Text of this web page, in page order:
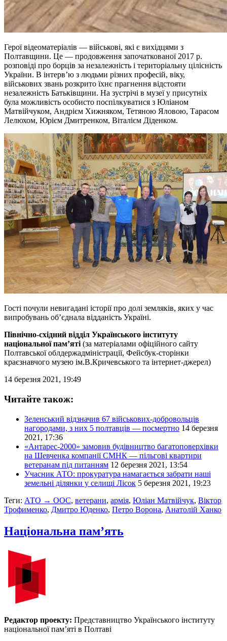
Герої відеоматеріалів — військові, які є вихідцями з
Полтавщини. Це — продовження започаткованої 2017 р.
розповіді про борців за незалежність і територіальну цілісність
України. В інтерв’ю з людьми різних професій, віку,
військових звань розкрито їхнє прагнення відстояти
незалежність Батьківщини. На зустрічі в музеї у присутніх
була можливість особисто поспілкуватися з Юліаном
Матвійчуком, Андрієм Хижняком, Тетяною Яловою, Тарасом
Лелюхом, Юрієм Дмитренком, Віталієм Діденком.
Гості почули невигадані історії про долі земляків, яких у час
випробувань об’єднала відданість Україні.
Північно-східний відділ Українського інституту
національної пам’яті(за матеріалами офіційного сайту
Полтавської облдержадміністрації, Фейсбук-сторінки
краєзнавчого музею ім.В.Кричевського та інтернет-джерел)
14 березня 2021, 19:49
Читайте також:
Зеленський відзначив 67 військових-добровольців
нагородами, з них 5 полтавців — посмертно 14 березня
2021, 17:36
«Антарес-2000» замовив будівництво багатоповерхівки
на Шевченка компанії СМНК — пільгові квартири
ветеранам під питанням 12 березня 2021, 13:54
Учасник АТО: прокуратура намагається забрати наші
земельні ділянки у селищі Лісок 5 березня 2021, 19:23
Теги: АТО → ООС, ветерани, армія, Юліан Матвійчук, Віктор
Трофименко, Дмитро Юденко, Петро Ворона, Анатолій Ханко
Національна пам’ять
Редактор проекту: Представництво Українського інституту
національної пам’яті в Полтаві